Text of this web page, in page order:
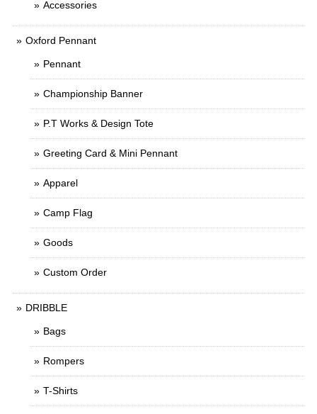
Accessories
Oxford Pennant
Pennant
Championship Banner
P.T Works & Design Tote
Greeting Card & Mini Pennant
Apparel
Camp Flag
Goods
Custom Order
DRIBBLE
Bags
Rompers
T-Shirts